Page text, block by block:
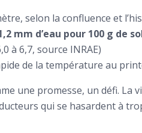
selon la confluence et
mm d’eau pour 100 g de
à 6,7, source INRAE)
de la température au
une promesse, un défi.
qui se hasardent à